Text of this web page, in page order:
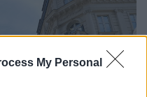
My Personal